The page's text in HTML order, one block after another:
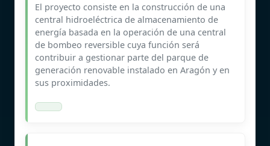
El proyecto consiste en la construcción de una
central hidroeléctrica de almacenamiento de
energía basada en la operación de una central
de bombeo reversible cuya función será
contribuir a gestionar parte del parque de
generación renovable instalado en Aragón y en
sus proximidades.